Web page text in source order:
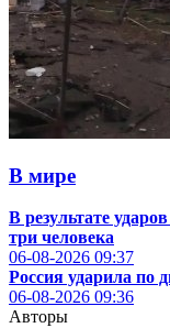
В мире
В результате
три человека
06-08-2026 09:37
Россия ударила по
06-08-2026 09:36
Авторы